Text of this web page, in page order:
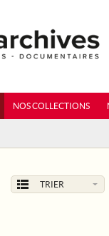
NOS COLLECTIONS
TRIER